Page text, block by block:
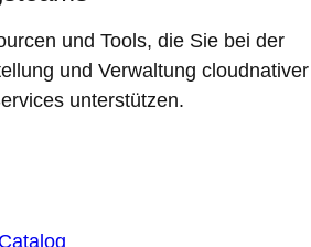
und Tools, die Sie bei der
und Verwaltung cloudnativer
unterstützen.